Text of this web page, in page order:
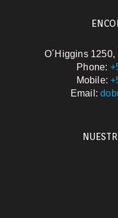
O´Higgins
Phone:
Mobile:
Email: